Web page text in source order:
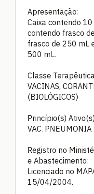
Apresentação:
Caixa contendo
contendo frasco
frasco de 250 mL
500 mL.
Classe
VACINAS,
(BIOLÓGICOS)
Princípio(s)
VAC. PNEUMONIA
Registro no
e Abastecimento:
Licenciado no
15/04/2004.